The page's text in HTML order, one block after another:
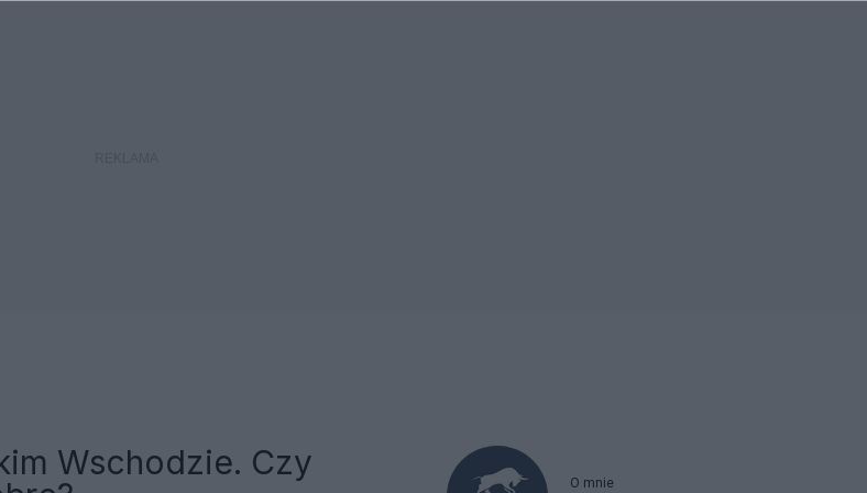
Wschodzie. Czy
O mnie